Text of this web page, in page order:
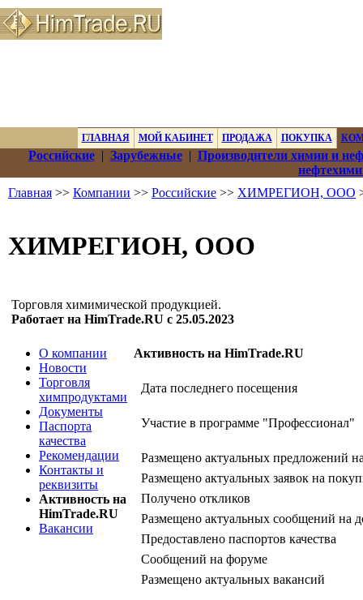
ГЛАВНАЯ МОЙ КАБИНЕТ ПРОДАЖА ПОКУПКА
Российские| Зарубежные| Производители химии и
Главная >> Компании >> Российские >> ХИМРЕГИОН, ООО
ХИМРЕГИОН, ООО
Торговля химимической продукцией.
Работает на HimTrade.RU с 25.05.2023
О компании
Новости
Торговля
химпродуктами
Документы
Паспорта
качества
Рекомендации
Контакты и
реквизиты
Активность на
HimTrade.RU
Вакансии
Активность на HimTrade.RU
Дата последнего посещения
Участие в программе "Профессионал"
Размещено актуальных предложений
Размещено актуальных заявок на
Получено откликов
Размещено актуальных сообщений на
Предоставлено паспортов качества
Сообщений на форуме
Размещено актуальных вакансий